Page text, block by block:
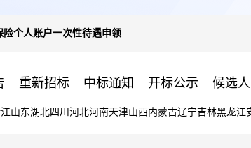
险个人账户一次性待遇申领
重新招标 中标通知 开标公示 候选
山东湖北四川 河北河南天津山西内蒙古辽宁吉林黑龙江